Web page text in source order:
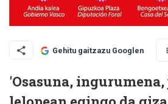
Gehitu gaitzazu Googlen
'Osasuna,